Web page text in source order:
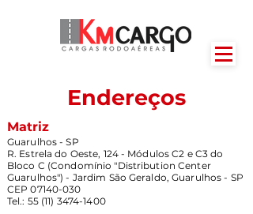
Endereços
Matriz
Guarulhos - SP
R. Estrela do Oeste, 124 - Módulos C2 e C3 do
Bloco C (Condomínio "Distribution Center
Guarulhos") - Jardim São Geraldo, Guarulhos - SP
CEP 07140-030
Tel.: 55 (11) 3474-1400